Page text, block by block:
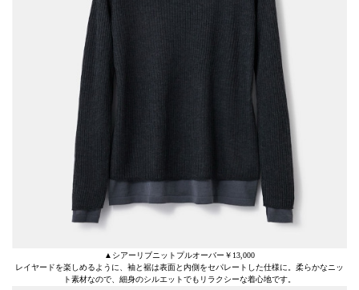
▲シアーリブニットプルオーバー￥13,000
レイヤードを楽しめるように、袖と裾は表面と内側をセパレートした仕様に。柔らかなニッ
ト素材なので、細身のシルエットでもリラクシーな着心地です。